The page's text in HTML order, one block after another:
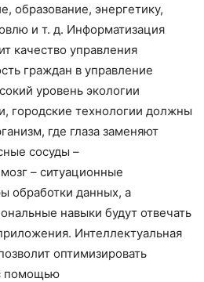
образование, энергетику,
и т. д. Информатизация
качество управления
граждан в управление
уровень экологии
городские технологии должны
где глаза заменяют
сосуды –
– ситуационные
обработки данных, а
навыки будут отвечать
Интеллектуальная
оптимизировать
помощью